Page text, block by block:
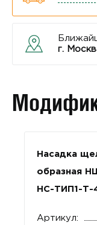
г.
Насадка
образная
НС-ТИП1-Т-
Артикул: